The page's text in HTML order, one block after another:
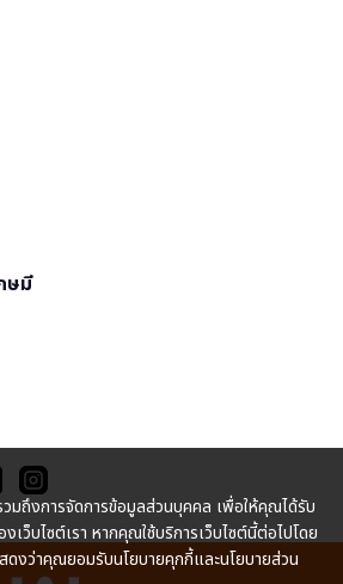
ษมี
วมถึงการจัดการข้อมูลส่วนบุคคล เพื่อให้คุณได้รับ
ว็บไซต์เรา หากคุณใช้บริการเว็บไซต์นี้ต่อไปโดย
ดงว่าคุณยอมรับนโยบายคุกกี้และนโยบายส่วน